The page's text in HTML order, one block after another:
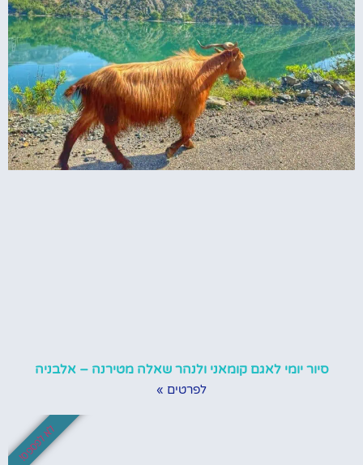
סיור יומי לאגם קומאני ולנהר שאלה מטירנה – אלבניה
לפרטים »
לא לפספס!